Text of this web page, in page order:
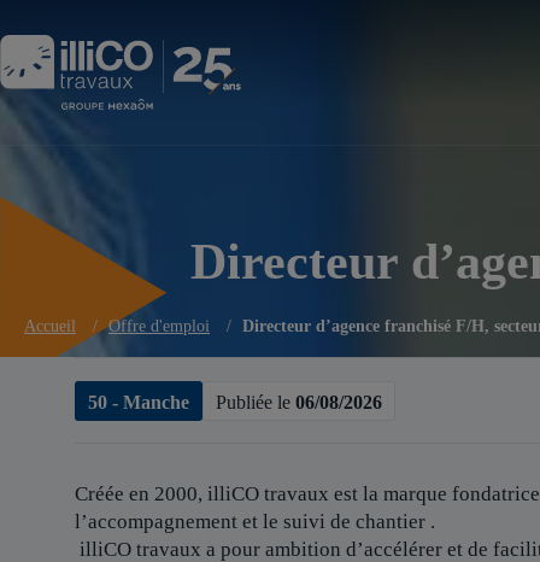
Directeur
Accueil / Offre d'emploi / Directeur d’agence franchisé F/H,
50 - Manche Publiée le 06/08/2026
Créée en 2000, illiCO travaux est la marque
l’accompagnement et le suivi de chantier .
illiCO travaux a pour ambition d’accélérer et de